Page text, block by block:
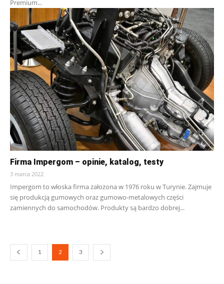
Premium...
Firma Impergom – opinie, katalog, testy
3 marca 2022
Impergom to włoska firma założona w 1976 roku w Turynie. Zajmuje
się produkcją gumowych oraz gumowo-metalowych części
zamiennych do samochodów. Produkty są bardzo dobrej...
1 2 3